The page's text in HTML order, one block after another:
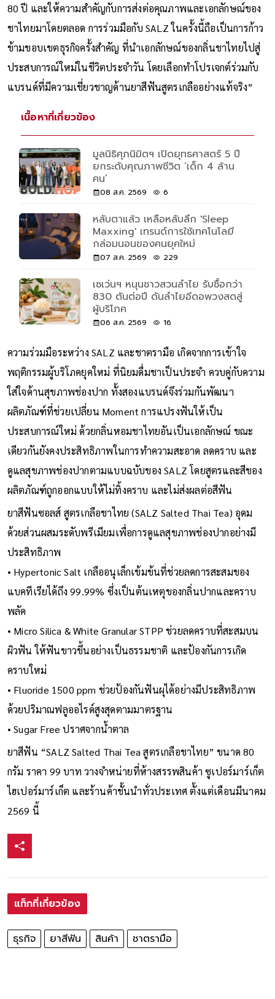
80 ปี และให้ความสำคัญกับการส่งต่อคุณภาพและเอกลักษณ์ของ
ชาไทยมาโดยตลอด การร่วมมือกับ SALZ ในครั้งนี้ถือเป็นการก้าว
ข้ามขอบเขตธุรกิจครั้งสำคัญ ที่นำเอกลักษณ์ของกลิ่นชาไทยไปสู่
ประสบการณ์ใหม่ในชีวิตประจำวัน โดยเลือกทำโปรเจกต์ร่วมกับ
แบรนด์ที่มีความเชี่ยวชาญด้านยาสีฟันสูตรเกลืออย่างแท้จริง”
เนื้อหาที่เกี่ยวข้อง
มูลนิธิศุภนิมิตฯ เปิดยุทธศาสตร์ 5 ปี
ยกระดับคุณภาพชีวิต ‘เด็ก 4 ล้าน
คน’
08 ส.ค. 2569 6
หลับตาแล้ว เหลือหลับลึก 'Sleep
Maxxing' เทรนด์การใช้เทคโนโลยี
กล่อมนอนของคนยุคใหม่
07 ส.ค. 2569 229
เซเว่นฯ หนุนชาวสวนลำไย รับซื้อกว่า
830 ตันต่อปี ดันลำไยอีดอพวงสดสู่
ผู้บริโภค
06 ส.ค. 2569 16
ความร่วมมือระหว่าง SALZ และชาตรามือ เกิดจากการเข้าใจ
พฤติกรรมผู้บริโภคยุคใหม่ ที่นิยมดื่มชาเป็นประจำ ควบคู่กับความ
ใส่ใจด้านสุขภาพช่องปาก ทั้งสองแบรนด์จึงร่วมกันพัฒนา
ผลิตภัณฑ์ที่ช่วยเปลี่ยน Moment การแปรงฟันให้เป็น
ประสบการณ์ใหม่ ด้วยกลิ่นหอมชาไทยอันเป็นเอกลักษณ์ ขณะ
เดียวกันยังคงประสิทธิภาพในการทำความสะอาด ลดคราบ และ
ดูแลสุขภาพช่องปากตามแบบฉบับของ SALZ โดยสูตรและสีของ
ผลิตภัณฑ์ถูกออกแบบให้ไม่ทิ้งคราบ และไม่ส่งผลต่อสีฟัน
ยาสีฟันซอลส์ สูตรเกลือชาไทย (SALZ Salted Thai Tea) อุดม
ด้วยส่วนผสมระดับพรีเมียมเพื่อการดูแลสุขภาพช่องปากอย่างมี
ประสิทธิภาพ
• Hypertonic Salt เกลืออนุเล็กเข้มข้นที่ช่วยลดการสะสมของ
แบคทีเรียได้ถึง 99.99% ซึ่งเป็นต้นเหตุของกลิ่นปากและคราบ
พลัค
• Micro Silica & White Granular STPP ช่วยลดคราบที่สะสมบน
ผิวฟัน ให้ฟันขาวขึ้นอย่างเป็นธรรมชาติ และป้องกันการเกิด
คราบใหม่
• Fluoride 1500 ppm ช่วยป้องกันฟันผุได้อย่างมีประสิทธิภาพ
ด้วยปริมาณฟลูออไรด์สูงสุดตามมาตรฐาน
• Sugar Free ปราศจากน้ำตาล
ยาสีฟัน “SALZ Salted Thai Tea สูตรเกลือชาไทย” ขนาด 80
กรัม ราคา 99 บาท วางจำหน่ายที่ห้างสรรพสินค้า ซูเปอร์มาร์เก็ต
ไฮเปอร์มาร์เก็ต และร้านค้าชั้นนำทั่วประเทศ ตั้งแต่เดือนมีนาคม
2569 นี้
แท็กที่เกี่ยวข้อง
ธุรกิจ ยาสีฟัน สินค้า ชาตรามือ